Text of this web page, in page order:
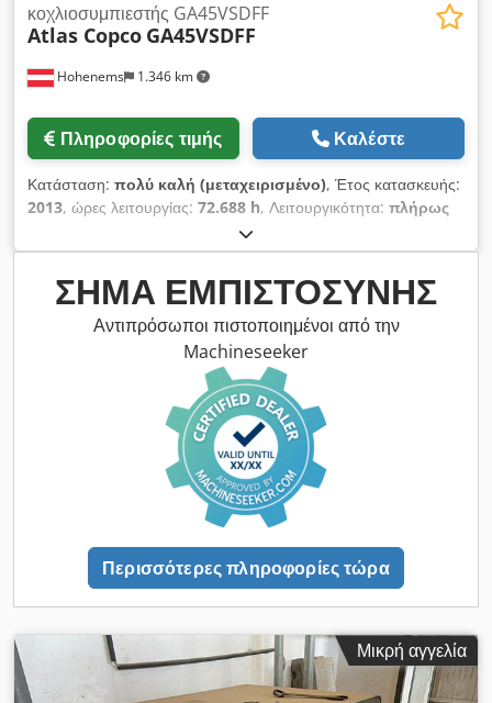
Hohenems 1.346 km
κοχλιοσυμπιεστής GA45VSDFF
Atlas Copco GA45VSDFF
Πληροφορίες τιμής Καλέστε
Κατάσταση: πολύ καλή (μεταχειρισμένο), Έτος κατασκευής:
2013, ώρες λειτουργίας: 72.688 h, Λειτουργικότητα: πλήρως
, Στροφικός συμπιεστής αέρα Atlas Copco
GA45VSDFF. Περιλαμβάνει μετατροπέα συχνότητας και
στεγνωτήρα. 45 kW 12,75 bar Crsdpfjznlx Sox Af Djf 8,67
m3/min Έτος κατασκευής: 2013 Ώρες λειτουργίας: 72.688
ΣΉΜΑ ΕΜΠΙΣΤΟΣΎΝΗΣ
Αντιπρόσωποι πιστοποιημένοι από την
Machineseeker
Περισσότερες πληροφορίες τώρα
Μικρή αγγελία